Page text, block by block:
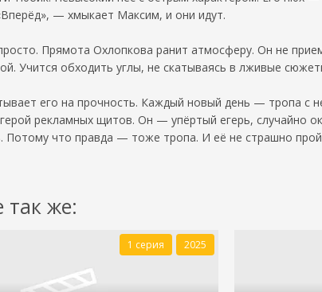
— хмыкает Максим, и они идут.
Прямота Охлопкова ранит атмосферу. Он не
Учится обходить углы, не скатываясь в лживые
его на прочность. Каждый новый день — тропа с
рекламных щитов. Он — упёртый егерь, случайно
Потому что правда — тоже тропа. И её не страшно
так же:
1 серия 2025